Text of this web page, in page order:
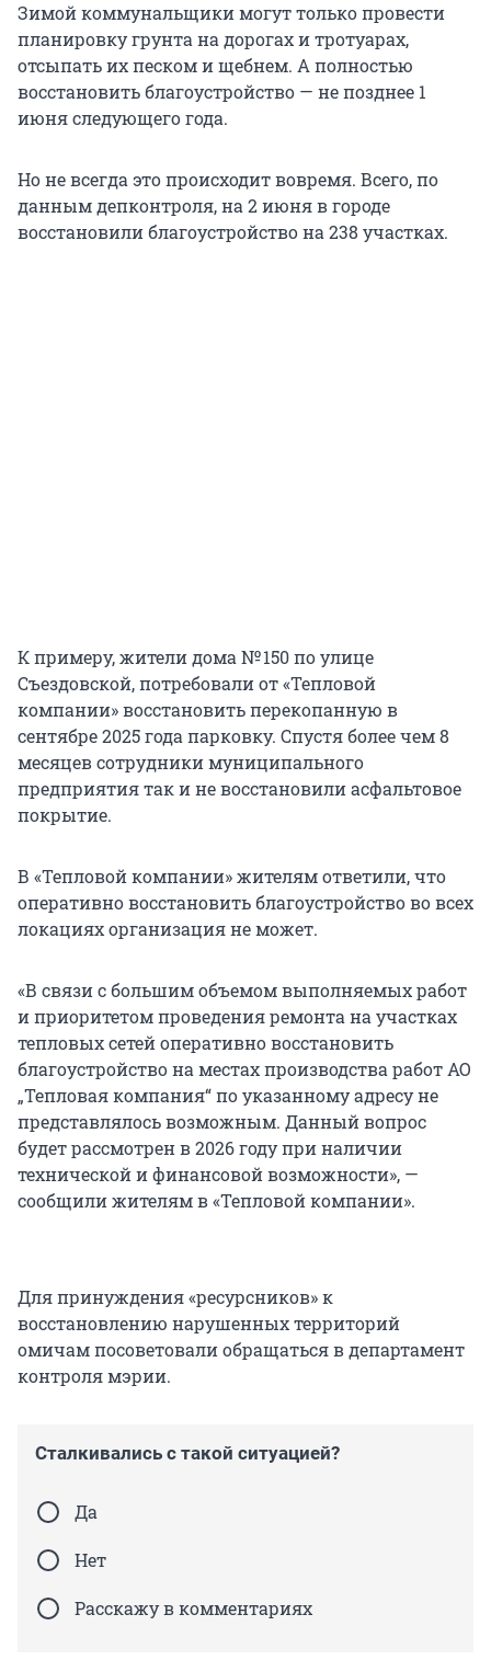
Зимой коммунальщики могут только провести
планировку грунта на дорогах и тротуарах,
отсыпать их песком и щебнем. А полностью
восстановить благоустройство — не позднее 1
июня следующего года.
Но не всегда это происходит вовремя. Всего, по
данным депконтроля, на 2 июня в городе
восстановили благоустройство на 238 участках.
К примеру, жители дома № 150 по улице
Съездовской, потребовали от «Тепловой
компании» восстановить перекопанную в
сентябре 2025 года парковку. Спустя более чем 8
месяцев сотрудники муниципального
предприятия так и не восстановили асфальтовое
покрытие.
В «Тепловой компании» жителям ответили, что
оперативно восстановить благоустройство во всех
локациях организация не может.
«В связи с большим объемом выполняемых работ
и приоритетом проведения ремонта на участках
тепловых сетей оперативно восстановить
благоустройство на местах производства работ АО
„Тепловая компания“ по указанному адресу не
представлялось возможным. Данный вопрос
будет рассмотрен в 2026 году при наличии
технической и финансовой возможности», —
сообщили жителям в «Тепловой компании».
Для принуждения «ресурсников» к
восстановлению нарушенных территорий
омичам посоветовали обращаться в департамент
контроля мэрии.
Сталкивались с такой ситуацией?
Да
Нет
Расскажу в комментариях